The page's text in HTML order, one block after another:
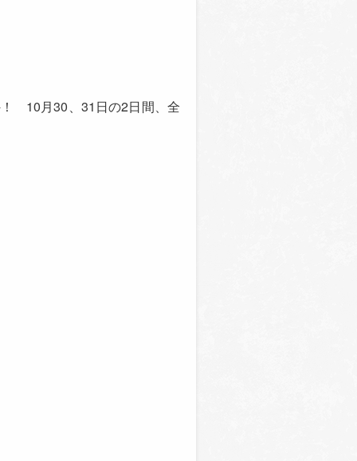
！ 10月30、31日の2日間、全